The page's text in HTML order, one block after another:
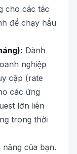
cho các tác
để chạy hầu
Dành
nghiệp
cập (rate
các ứng
lớn liên
trong thời
của bạn.